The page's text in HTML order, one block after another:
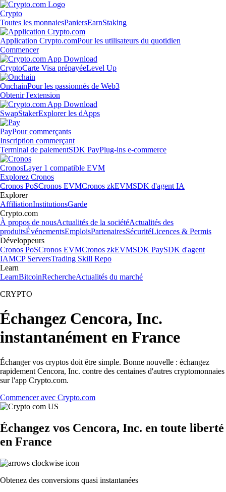
Crypto
Toutes les monnaiesPaniersEarnStaking
Application Crypto.comPour les utilisateurs du quotidien
Commencer
CryptoCarte Visa prépayéeLevel Up
OnchainPour les passionnés de Web3
Obtenir l'extension
SwapStakerExplorer les dApps
PayPour commerçants
Inscription commerçant
Terminal de paiementSDK PayPlug-ins e-commerce
CronosLayer 1 compatible EVM
Explorez Cronos
Cronos PoSCronos EVMCronos zkEVMSDK d'agent IA
Explorer
AffiliationInstitutionsGarde
Crypto.com
À propos de nousActualités de la sociétéActualités des
produitsÉvénementsEmploisPartenairesSécuritéLicences & Permis
Développeurs
Cronos PoSCronos EVMCronos zkEVMSDK PaySDK d'agent
IAMCP ServersTrading Skill Repo
Learn
LearnBitcoinRechercheActualités du marché
CRYPTO
Échangez Cencora, Inc.
instantanément en France
Échanger vos cryptos doit être simple. Bonne nouvelle : échangez
rapidement Cencora, Inc. contre des centaines d'autres cryptomonnaies
sur l'app Crypto.com.
Commencer avec Crypto.com
Échangez vos Cencora, Inc. en toute liberté
en France
Obtenez des conversions quasi instantanées